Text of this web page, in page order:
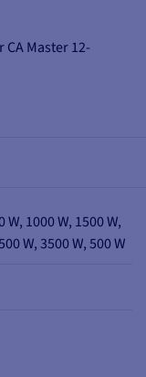
W, 1000 W, 1500 W,
W, 3500 W, 500 W
óptima
para
dispositivos
es sencilla
IEC incluidas
Master 12-